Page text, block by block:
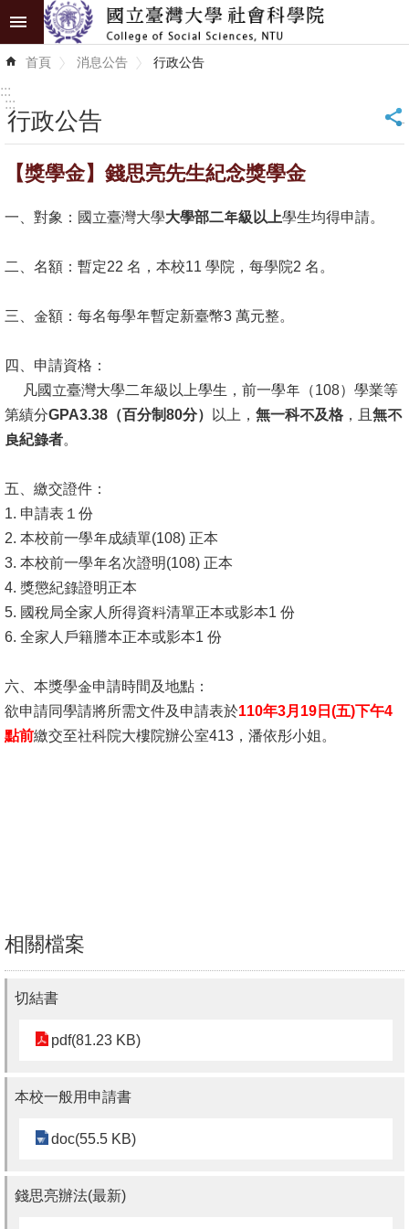
跳到主要內容區塊
進
階
識
院
學
單
究
消
公
告
國
際
化
高
深
耕
&
學
輔
教
與
首頁 消息公告 行政公告
:::
:::
行政公告 _
【獎學金】錢思亮先生紀念獎學金
一、對象：國立臺灣大學大學部二年級以上學生均得申請。
二、名額：暫定22 名，本校11 學院，每學院2 名。
三、金額：每名每學年暫定新臺幣3 萬元整。
四、申請資格：
凡國立臺灣大學二年級以上學生，前一學年（108）學業等
第績分GPA3.38（百分制80分） 以上， 無一科不及格 ，且 無不
良紀錄者。
五、繳交證件：
1. 申請表１份
2. 本校前一學年成績單(108) 正本
3. 本校前一學年名次證明(108) 正本
4. 獎懲紀錄證明正本
5. 國稅局全家人所得資料清單正本或影本1 份
6. 全家人戶籍謄本正本或影本1 份
六、本獎學金申請時間及地點：
欲申請同學請將所需文件及申請表於110年3月19日(五)下午4
點前繳交至社科院大樓院辦公室413，潘依彤小姐。
相關檔案
切結書
pdf(81.23 KB)
本校一般用申請書
doc(55.5 KB)
錢思亮辦法(最新)